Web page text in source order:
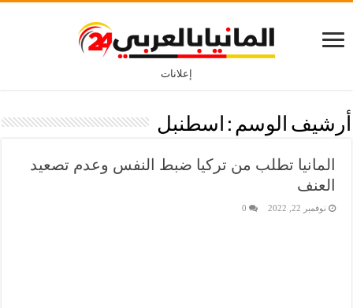
إعلانات
أرشيف الوسم : اسطنبل
المانيا تطلب من تركيا ضبط النفس وعدم تصعيد
العنف
نوفمبر 22, 2022 0